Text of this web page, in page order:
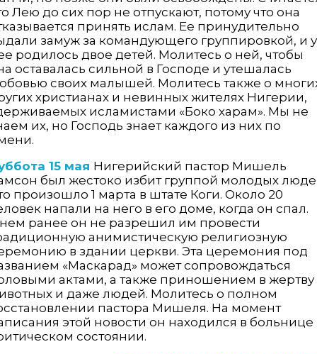
Лею до сих пор не отпускают, потому что она
принять ислам. Ее принудительно
замуж за командующего группировкой, и у
родилось двое детей. Молитесь о ней, чтобы
оставалась сильной в Господе и утешалась
своих малышей. Молитесь также о
христианах и невинных жителях Нигерии,
исламистами «Боко харам». Мы не
их, но Господь знает каждого из них по
15 мая Нигерийский пастор Мишель
был жестоко избит группой молодых
произошло 1 марта в штате Коги. Около 20
напали на него в его доме, когда он спал.
ранее он не разрешил им провести
анимистическую религиозную
в здании церкви. Эта церемония под
«Маскарад» может сопровождаться
актами, а также приношением в жертву
и даже людей. Молитесь о полном
пастора Мишеля. На момент
этой новости он находился в больнице
состоянии.